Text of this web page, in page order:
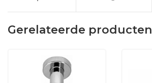
Gerelateerde producten